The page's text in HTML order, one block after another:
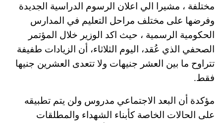
مختلفة ، مشيرا الي اعلان الرسوم الدراسية الجديدة
وفرضها على مختلف مراحل التعليم في المدارس
الحكومية الرسمية ، حيث اكد الوزير خلال المؤتمر
الصحفي الذي عُقد، اليوم الثلاثاء، أن الزيادات طفيفة
تتراوح ما بين العشر جنيهات ولا تتعدى العشرين جنيها
فقط.
مؤكدة أن البعد الاجتماعي مدروس ولن يتم تطبيقه
على الحالات الخاصة كأبناء الشهداء والمطلقات